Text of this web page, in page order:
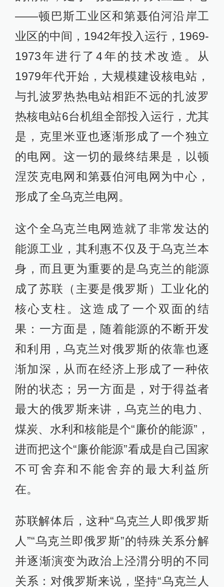
——顿巴斯工业区和第聂伯河沿岸工
业区的中间，1942年投入运行，1969-
1973年进行了4年的技术改造。从
1979年代开始，大规模建设核电站，
与扎波罗热热电站相距不远的扎波罗
热核电站6台机组全部投入运行，尤其
是，克里米亚也逐渐形成了一个独立
的电网。这一切的最终结果是，以顿
涅茨克电网和第聂伯河电网为中心，
形成了全乌克兰电网。
这个全乌克兰电网造就了非常发达的
能源工业，其利惠不仅及于乌克兰本
身，而且更为重要的是乌克兰的能源
成了苏联（主要是俄罗斯）工业化的
核心支柱。这造成了一个双面的结
果：一方面是，随着能源的不断开发
和利用，乌克兰对俄罗斯的依靠也逐
渐加深，从而在经济上形成了一种依
附的状态；另一方面是，对于得益者
最大的俄罗斯来讲，乌克兰的电力、
煤炭、水利和核能是个“廉价的能源”，
进而把这个“廉价能源”看成是自己国家
不可舍弃和不能舍弃的最大利益所
在。
苏联解体后，这种“乌克兰人即俄罗斯
人”“乌克兰即俄罗斯”的特殊关系分解
并逐渐演变为政治上泾渭分明的不同
关系：对俄罗斯来说，坚持“乌克兰人